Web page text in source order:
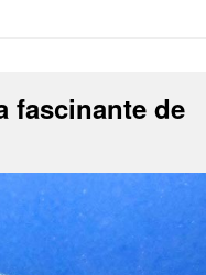
fascinante de